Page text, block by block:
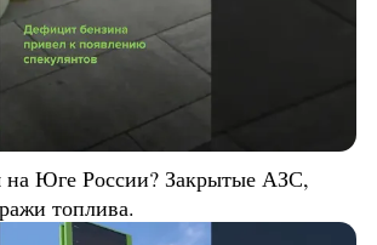
на Юге России? Закрытые АЗС,
топлива.